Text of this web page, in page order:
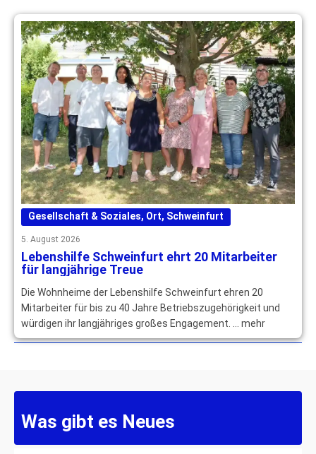
Gesellschaft & Soziales, Ort, Schweinfurt
5. August 2026
Lebenshilfe Schweinfurt ehrt 20 Mitarbeiter
für langjährige Treue
Die Wohnheime der Lebenshilfe Schweinfurt ehren 20
Mitarbeiter für bis zu 40 Jahre Betriebszugehörigkeit und
würdigen ihr langjähriges großes Engagement. … mehr
Was gibt es Neues